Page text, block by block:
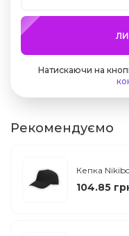
Натискаючи на
Рекомендуємо
Кепка
104.85